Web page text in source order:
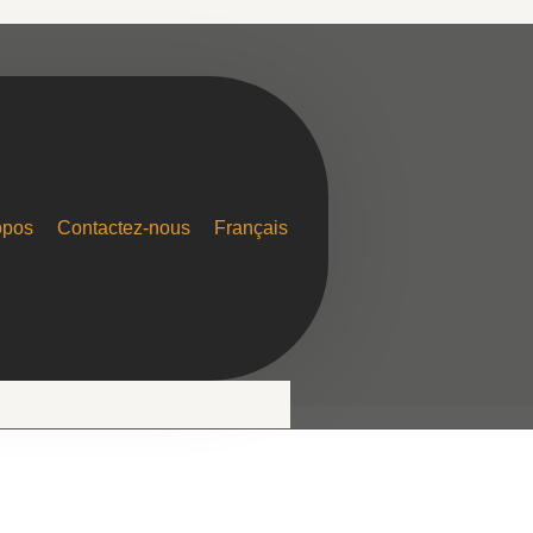
Contactez-nous Français